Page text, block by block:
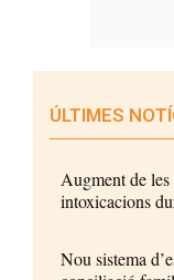
ÚLTIMES
Augment de
intoxicacions
Nou sistema